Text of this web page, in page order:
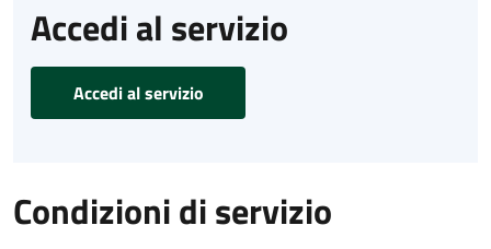
Accedi al servizio
Accedi al servizio
Condizioni di servizio